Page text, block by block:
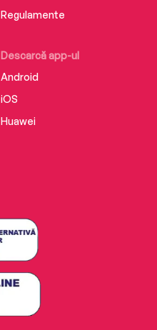
Descarcă app-ul
Android
iOS
Huawei
Regulamente